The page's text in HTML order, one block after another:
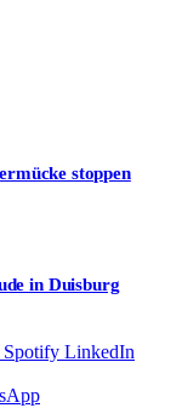
stoppen
in Duisburg
Spotify LinkedIn